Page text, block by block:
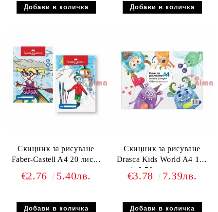
Скицник за рисуване
Faber-Castell A4 20 листа
€2.76 5.40лв.
Скицник за рисуване
Drasca Kids World А4 140
g/m2 50 листа лепен
Чудовища
€3.78 7.39лв.